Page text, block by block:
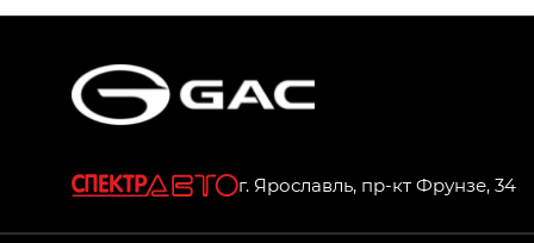
HYPTEC HT — Хайптек Эйч Ти (HYPTEC
г. Ярославль, пр-кт Фрунзе, 34